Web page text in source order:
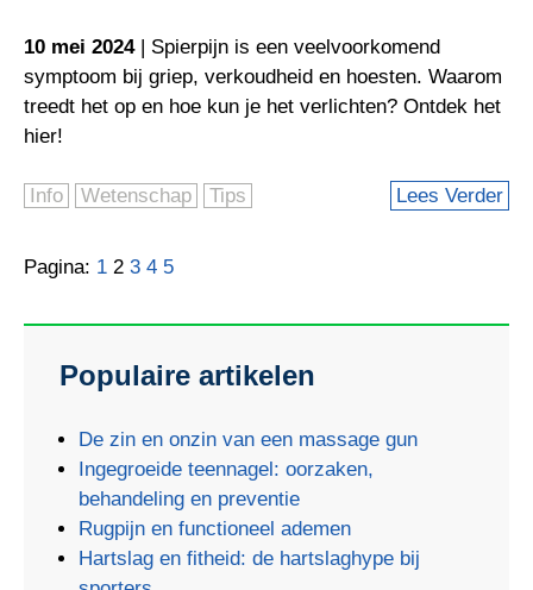
10 mei 2024| Spierpijn is een veelvoorkomend
symptoom bij griep, verkoudheid en hoesten. Waarom
treedt het op en hoe kun je het verlichten? Ontdek het
hier!
Info Wetenschap Tips Lees Verder
Pagina: 1 2 3 4 5
Populaire artikelen
De zin en onzin van een massage gun
Ingegroeide teennagel: oorzaken,
behandeling en preventie
Rugpijn en functioneel ademen
Hartslag en fitheid: de hartslaghype bij